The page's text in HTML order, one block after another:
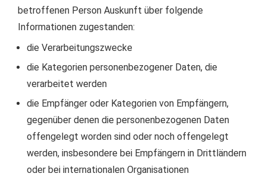
betroffenen Person Auskunft über folgende
Informationen zugestanden:
die Verarbeitungszwecke
die Kategorien personenbezogener Daten, die
verarbeitet werden
die Empfänger oder Kategorien von Empfängern,
gegenüber denen die personenbezogenen Daten
offengelegt worden sind oder noch offengelegt
werden, insbesondere bei Empfängern in Drittländern
oder bei internationalen Organisationen